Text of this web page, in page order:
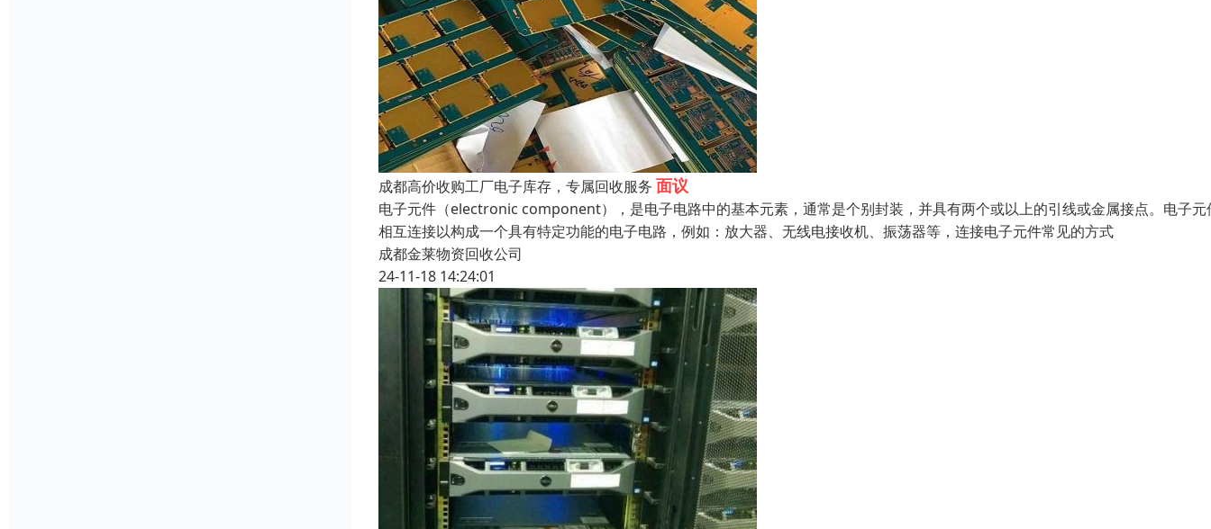
成都高价收购工厂电子库存，专属回收服务 面议
电子元件（electronic component），是电子电路中的基本元素，通常是个别封装，并具有两个或以上的引线或金属接点。电子元
相互连接以构成一个具有特定功能的电子电路，例如：放大器、无线电接收机、振荡器等，连接电子元件常见的方式
成都金莱物资回收公司
24-11-18 14:24:01